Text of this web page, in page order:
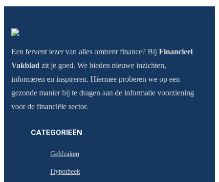
Een fervent lezer van alles omtrent finance? Bij Financieel
Vakblad zit je goed. We bieden nieuwe inzichten,
informeren en inspireren. Hiermee proberen we op een
gezonde manier bij te dragen aan de informatie voorziening
voor de financiële sector.
CATEGORIEËN
Geldzaken
Hypotheek